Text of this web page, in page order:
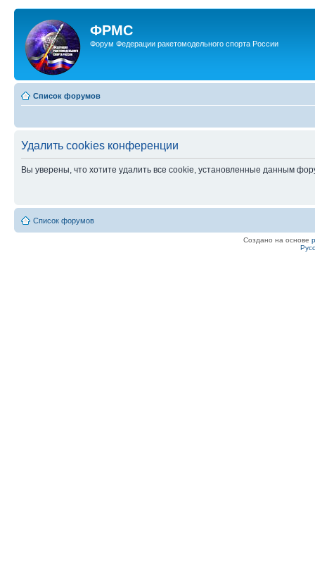
ФРМС
Форум Федерации ракетомодельного спорта России
Список форумов
Удалить cookies конференции
Вы уверены, что хотите удалить все cookie, установленные данным
Список форумов
Создано на основе